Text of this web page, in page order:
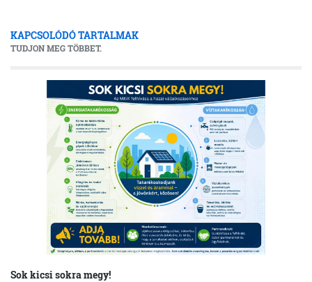
KAPCSOLÓDÓ TARTALMAK
TUDJON MEG TÖBBET.
Sok kicsi sokra megy!